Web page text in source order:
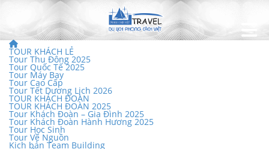
TOUR KHÁCH LẺ
Tour Thu Đông 2025
Tour Quốc Tế 2025
Tour Máy Bay
Tour Cao Cấp
Tour Tết Dương Lịch 2026
TOUR KHÁCH ĐOÀN
TOUR KHÁCH ĐOÀN 2025
Tour Khách Đoàn – Gia Đình 2025
Tour Khách Đoàn Hành Hương 2025
Tour Học Sinh
Tour Về Nguồn
Kịch bản Team Building